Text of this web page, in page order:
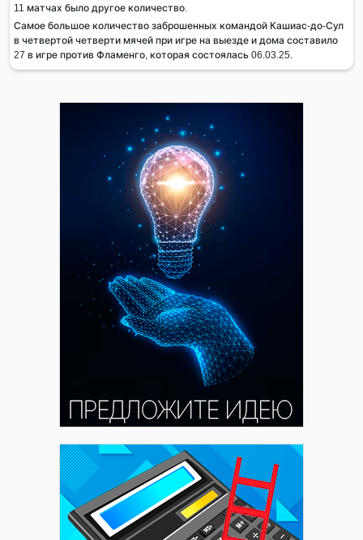
11 матчах было другое количество.
Самое большое количество заброшенных командой Кашиас-до-Сул
в четвертой четверти мячей при игре на выезде и дома составило
27 в игре против Фламенго, которая состоялась 06.03.25.